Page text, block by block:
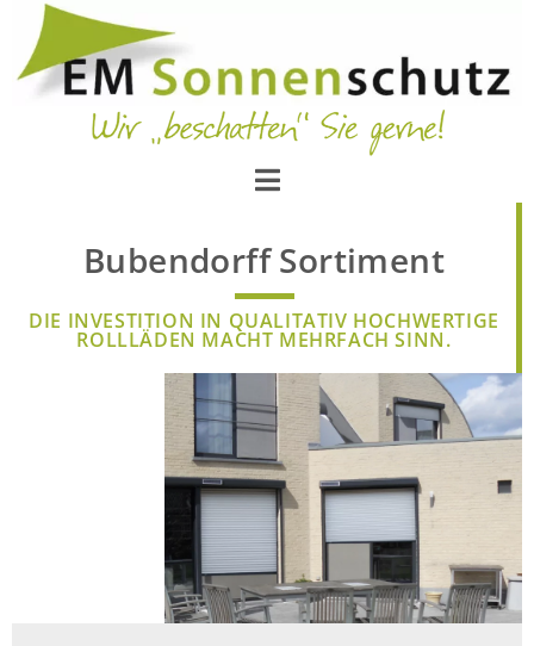
Bubendorff Sortiment
DIE INVESTITION IN QUALITATIV HOCHWERTIGE
ROLLLÄDEN MACHT MEHRFACH SINN.